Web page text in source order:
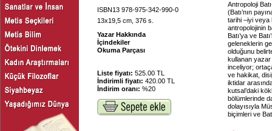
ISBN13 978-975-342-990-0
13x19,5 cm, 376 s.
Yazar Hakkında
İçindekiler
Okuma Parçası
Liste fiyatı: 525.00 TL
İndirimli fiyatı: 420.00 TL
İndirim oranı: %20
Antropoloji
(Batı’nın
tarihi –iyi veya
antropolojinin
Batı’ya ve
geleneklerin
olduğunu
kullanan yazar
inceliyor;
ve hakikat,
iktidar
kutsal’daki
bölümlerinde
dolayısıyla
biçimleri ve